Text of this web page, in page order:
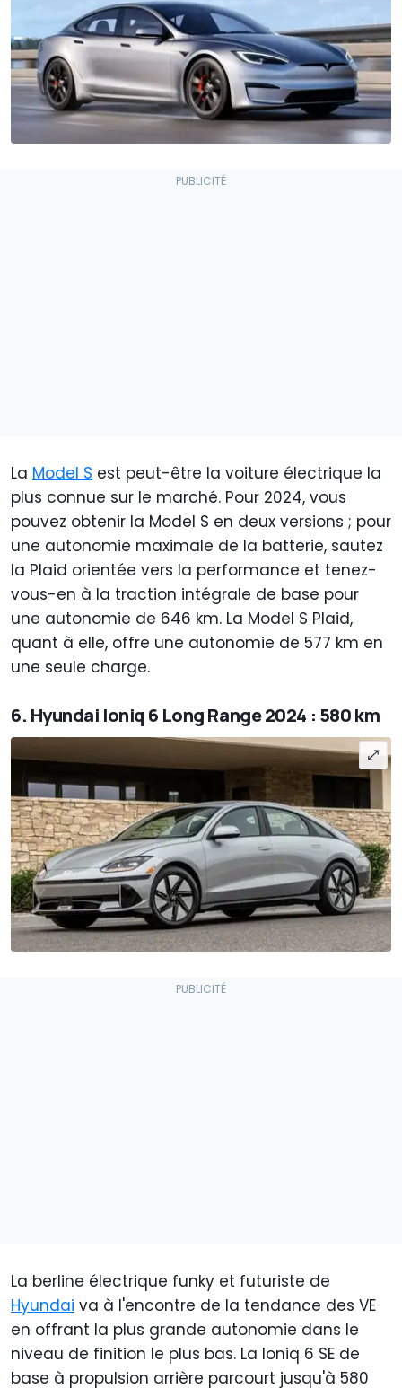
La Model S est peut-être la voiture électrique la
plus connue sur le marché. Pour 2024, vous
pouvez obtenir la Model S en deux versions ; pour
une autonomie maximale de la batterie, sautez
la Plaid orientée vers la performance et tenez-
vous-en à la traction intégrale de base pour
une autonomie de 646 km. La Model S Plaid,
quant à elle, offre une autonomie de 577 km en
une seule charge.
6. Hyundai Ioniq 6 Long Range 2024 : 580 km
La berline électrique funky et futuriste de
Hyundai va à l'encontre de la tendance des VE
en offrant la plus grande autonomie dans le
niveau de finition le plus bas. La Ioniq 6 SE de
base à propulsion arrière parcourt jusqu'à 580